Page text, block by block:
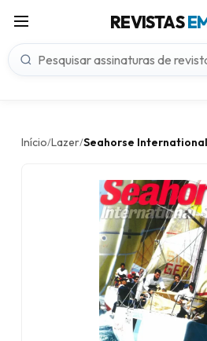
REVISTAS
Início/Lazer/Seahorse